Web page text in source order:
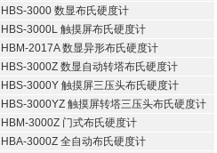
HBS-3000 数显布氏硬度计
HBS-3000L 触摸屏布氏硬度计
HBM-2017A 数显异形布氏硬度计
HBS-3000Z 数显自动转塔布氏硬度计
HBS-3000Y 触摸屏三压头布氏硬度计
HBS-3000YZ 触摸屏转塔三压头布氏硬度计
HBM-3000Z 门式布氏硬度计
HBA-3000Z 全自动布氏硬度计